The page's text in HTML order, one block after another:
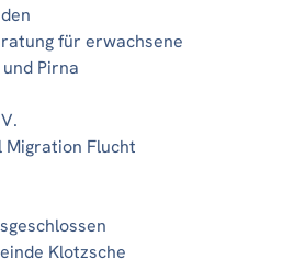
für erwachsene
Pirna
Migration Flucht
Klotzsche